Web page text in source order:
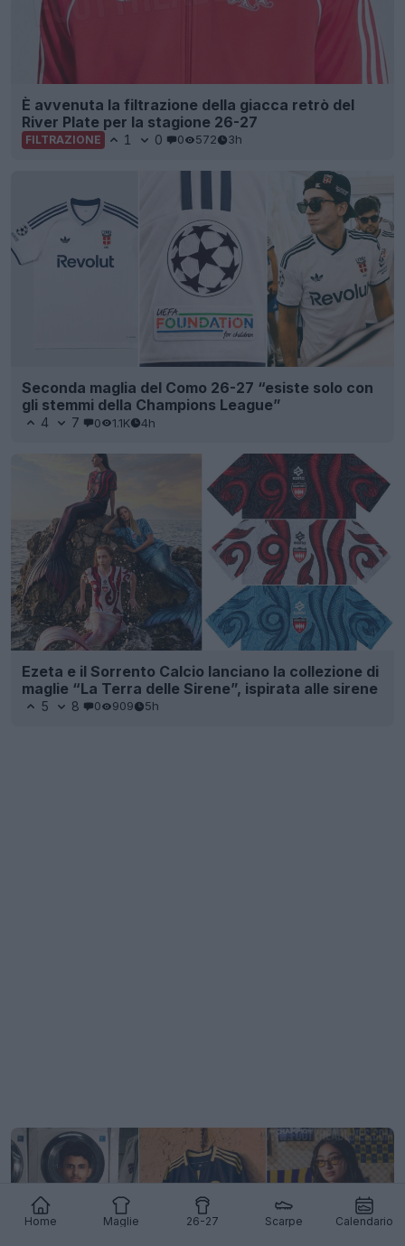
Home Maglie 26-27 Scarpe Calendario
È avvenuta la filtrazione della giacca retrò del
River Plate per la stagione 26-27
FILTRAZIONE 1 0 0 572 3h
Seconda maglia del Como 26-27 “esiste solo con
gli stemmi della Champions League”
4 7 0 1.1K 4h
Ezeta e il Sorrento Calcio lanciano la collezione di
maglie “La Terra delle Sirene”, ispirata alle sirene
5 8 0 909 5h